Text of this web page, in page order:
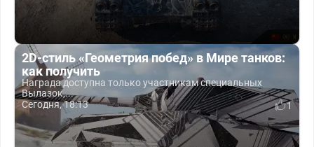
2D-стиль «Геометрия побед» в Мире танков:
как получить
Награда доступна только участникам специальных
Вылазок,...
Сегодня, 18:13
1